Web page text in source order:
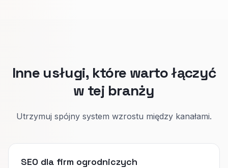
Inne usługi, które warto łączyć
w tej branży
Utrzymuj spójny system wzrostu między kanałami.
SEO dla firm ogrodniczych